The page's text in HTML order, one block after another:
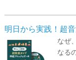
明日から実践！超
なぜ
なる
▼
▼
▼